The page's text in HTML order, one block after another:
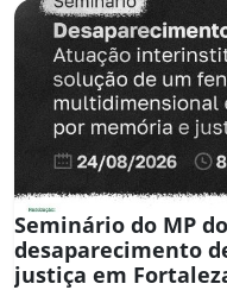
Seminário do MP
desaparecimento
justiça em